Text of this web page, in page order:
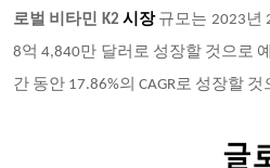
로벌 비타민 K2시장 규모는 2023년
8억 4,840만 달러로 성장할 것으로
간 동안 17.86%의 CAGR로 성